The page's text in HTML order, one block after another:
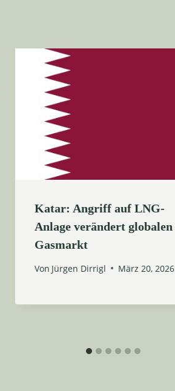
Katar: Angriff auf LNG-
Anlage verändert globalen
Gasmarkt
Von Jürgen Dirrigl März 20, 2026